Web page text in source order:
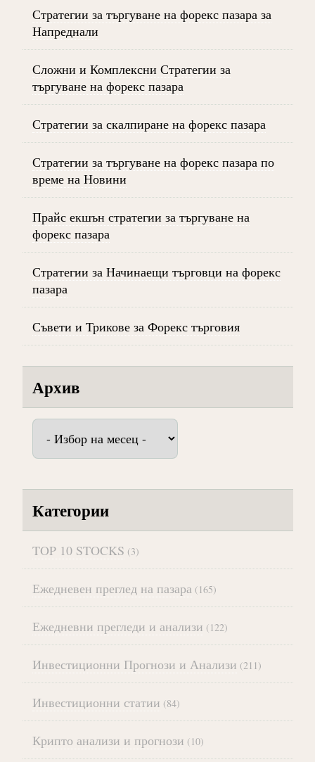
Стратегии за търгуване на форекс пазара за
Напреднали
Сложни и Комплексни Стратегии за
търгуване на форекс пазара
Стратегии за скалпиране на форекс пазара
Стратегии за търгуване на форекс пазара по
време на Новини
Прайс екшън стратегии за търгуване на
форекс пазара
Стратегии за Начинаещи търговци на форекс
пазара
Съвети и Трикове за Форекс търговия
Архив
Архив
Категории
TOP 10 STOCKS (3)
Ежедневен преглед на пазара (165)
Ежедневни прегледи и анализи (122)
Инвестиционни Прогнози и Анализи (211)
Инвестиционни статии (84)
Крипто анализи и прогнози (10)